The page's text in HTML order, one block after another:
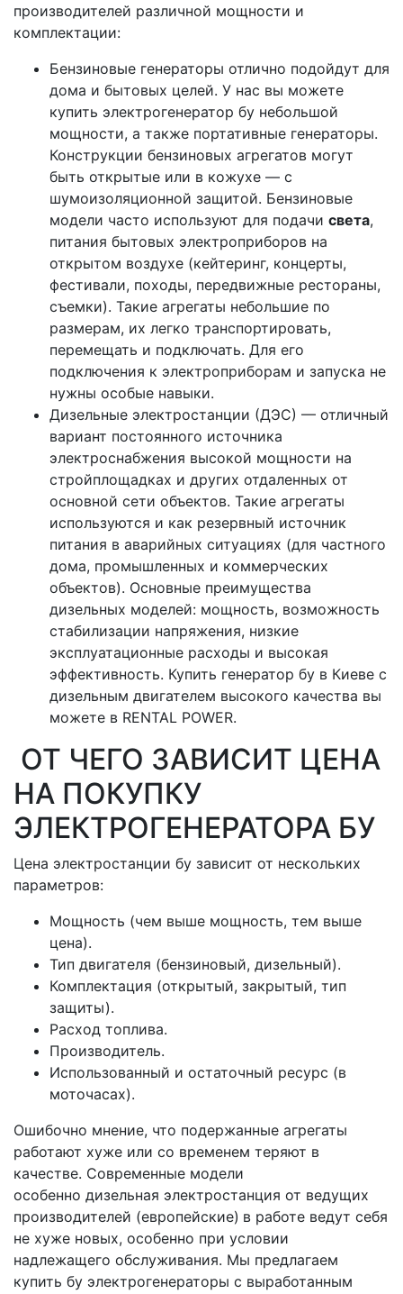
производителей различной мощности и
комплектации:
Бензиновые генераторы отлично подойдут для
дома и бытовых целей. У нас вы можете
купить электрогенератор бу небольшой
мощности, а также портативные генераторы.
Конструкции бензиновых агрегатов могут
быть открытые или в кожухе — с
шумоизоляционной защитой. Бензиновые
модели часто используют для подачи света,
питания бытовых электроприборов на
открытом воздухе (кейтеринг, концерты,
фестивали, походы, передвижные рестораны,
съемки). Такие агрегаты небольшие по
размерам, их легко транспортировать,
перемещать и подключать. Для его
подключения к электроприборам и запуска не
нужны особые навыки.
Дизельные электростанции (ДЭС) — отличный
вариант постоянного источника
электроснабжения высокой мощности на
стройплощадках и других отдаленных от
основной сети объектов. Такие агрегаты
используются и как резервный источник
питания в аварийных ситуациях (для частного
дома, промышленных и коммерческих
объектов). Основные преимущества
дизельных моделей: мощность, возможность
стабилизации напряжения, низкие
эксплуатационные расходы и высокая
эффективность. Купить генератор бу в Киеве с
дизельным двигателем высокого качества вы
можете в RENTAL POWER.
ОТ ЧЕГО ЗАВИСИТ ЦЕНА
НА ПОКУПКУ
ЭЛЕКТРОГЕНЕРАТОРА БУ
Цена электростанции бу зависит от нескольких
параметров:
Мощность (чем выше мощность, тем выше
цена).
Тип двигателя (бензиновый, дизельный).
Комплектация (открытый, закрытый, тип
защиты).
Расход топлива.
Производитель.
Использованный и остаточный ресурс (в
моточасах).
Ошибочно мнение, что подержанные агрегаты
работают хуже или со временем теряют в
качестве. Современные модели
особенно дизельная электростанция от ведущих
производителей (европейские) в работе ведут себя
не хуже новых, особенно при условии
надлежащего обслуживания. Мы предлагаем
купить бу электрогенераторы с выработанным